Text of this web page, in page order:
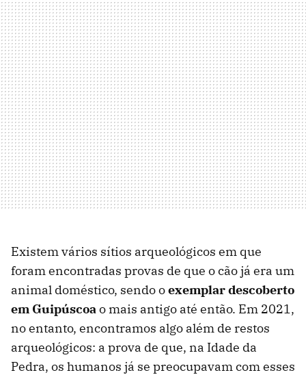
Existem vários sítios arqueológicos em que
foram encontradas provas de que o cão já era um
animal doméstico, sendo oexemplar descoberto
em Guipúscoao mais antigo até então. Em 2021,
no entanto, encontramos algo além de restos
arqueológicos: a prova de que, na Idade da
Pedra, os humanos já se preocupavam com esses